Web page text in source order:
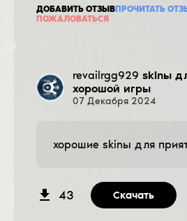
ДОБАВИТЬ ОТЗЫВПРОЧИТАТЬ
ПОЖАЛОВАТЬСЯ
revailrgg929 skinы
хорошой игры
07 Декабря 2024
хорошие skinы для
43 Скачать